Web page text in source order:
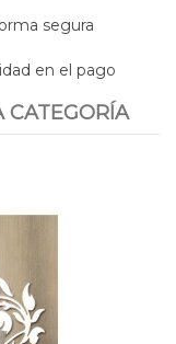
segura
en el pago
CATEGORÍA